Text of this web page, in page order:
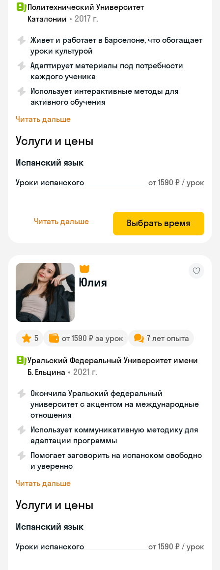
Политехнический Университет
Каталонии • 2017 г.
Живет и работает в Барселоне, что обогащает
уроки культурой
Адаптирует материалы под потребности
каждого ученика
Использует интерактивные методы для
активного обучения
Читать дальше
Услуги и цены
Испанский язык
Уроки испанского от 1590 ₽ / урок
Читать дальше Выбрать время
Юлия
5 от 1590 ₽ за урок 7 лет опыта
Уральский Федеральный Университет имени
Б. Ельцина • 2021 г.
Окончила Уральский федеральный
университет с акцентом на международные
отношения
Использует коммуникативную методику для
адаптации программы
Помогает заговорить на испанском свободно
и уверенно
Читать дальше
Услуги и цены
Испанский язык
Уроки испанского от 1590 ₽ / урок